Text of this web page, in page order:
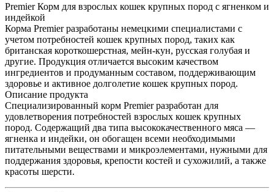
Premier Корм для взрослых кошек крупных пород с ягненком и
индейкой
Корма Premier разработаны немецкими специалистами с
учетом потребностей кошек крупных пород, таких как
британская короткошерстная, мейн-кун, русская голубая и
другие. Продукция отличается высоким качеством
ингредиентов и продуманным составом, поддерживающим
здоровье и активное долголетие кошек крупных пород.
Описание продукта
Специализированный корм Premier разработан для
удовлетворения потребностей взрослых кошек крупных
пород. Содержащий два типа высококачественного мяса —
ягненка и индейки, он обогащен всеми необходимыми
питательными веществами и микроэлементами, нужными для
поддержания здоровья, крепости костей и сухожилий, а также
красоты шерсти.